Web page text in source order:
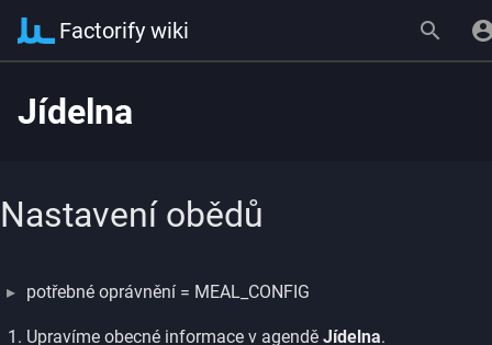
Factorify wiki
Jídelna
Nastavení obědů
potřebné oprávnění = MEAL_CONFIG
Upravíme obecné informace v agendě Jídelna.